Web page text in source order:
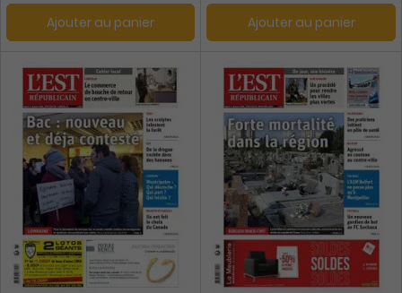
Ajouter au panier Ajouter au panier